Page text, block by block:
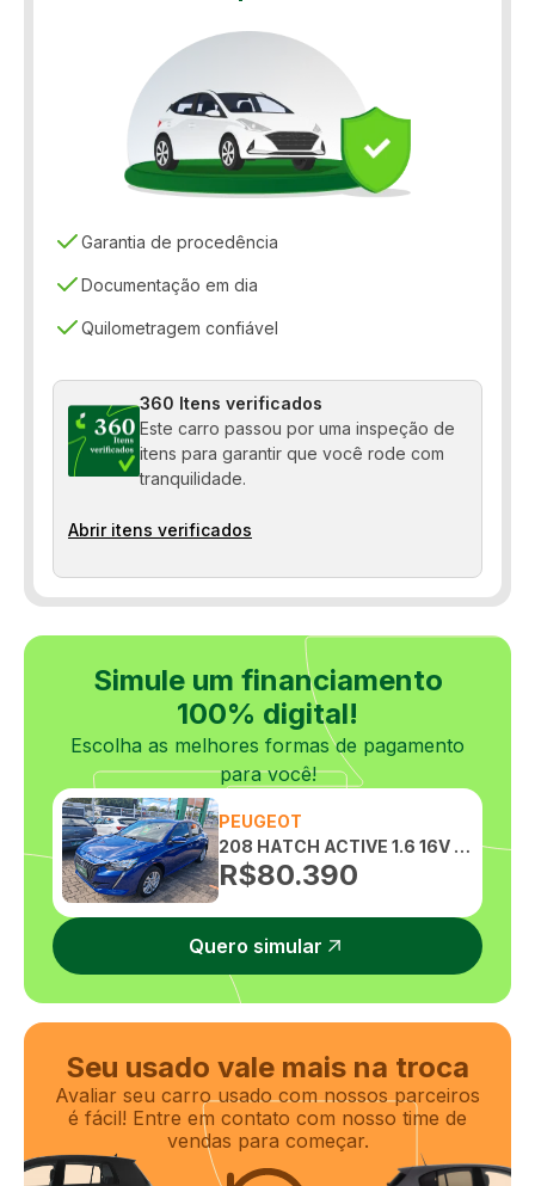
Encosto de cabeça traseiro
Freio ABS
Travas elétricas
Vidros elétricos
Vidros elétricos
Garantia de procedência
Documentação em dia
Quilometragem confiável
360 Itens verificados
Este carro passou por uma inspeção de
itens para garantir que você rode com
tranquilidade.
Abrir itens verificados
Simule um financiamento
100% digital!
Escolha as melhores formas de pagamento
para você!
PEUGEOT
208 HATCH ACTIVE 1.6 16V FLEX AUTOMATICO
R$80.390
Quero simular
Seu usado vale mais na troca
Avaliar seu carro usado com nossos parceiros
é fácil! Entre em contato com nosso time de
vendas para começar.